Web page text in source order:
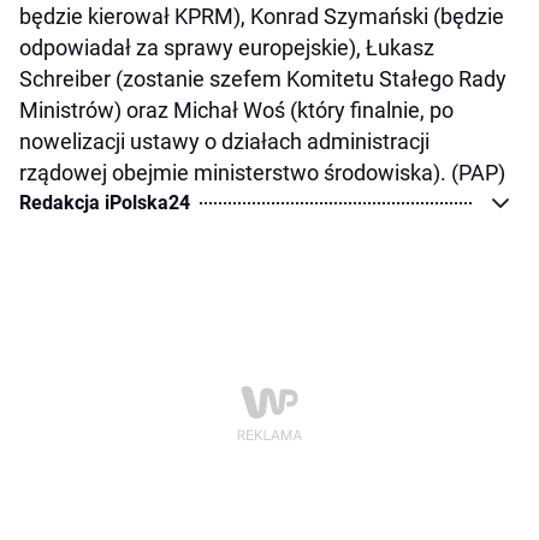
będzie kierował KPRM), Konrad Szymański (będzie
odpowiadał za sprawy europejskie), Łukasz
Schreiber (zostanie szefem Komitetu Stałego Rady
Ministrów) oraz Michał Woś (który finalnie, po
nowelizacji ustawy o działach administracji
rządowej obejmie ministerstwo środowiska). (PAP)
Redakcja iPolska24